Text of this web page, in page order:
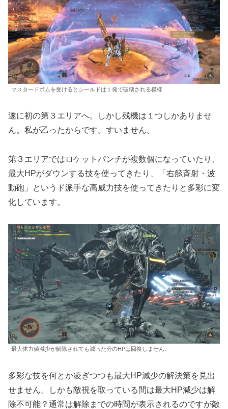
マスタードボムを受けるとシールドは１発で破壊される模様
遂に初の第３エリアへ。しかし残機は１つしかありませ
ん。私が乙ったからです。すいません。
第３エリアではロケットパンチが複数個になっていたり、
最大HPがダウンする技を使ってきたり、「右舷斉射・波
動砲」というド派手な高威力技を使ってきたりと多彩に変
化しています。
最大体力値減少が解除されても減った分のHPは回復しません。
多彩な技を何とか凌ぎつつも最大HP減少の解決策を見出
せません。しかも敵視を取っている間は最大HP減少は解
除不可能？通常は解除までの時間が表示されるのですが敵